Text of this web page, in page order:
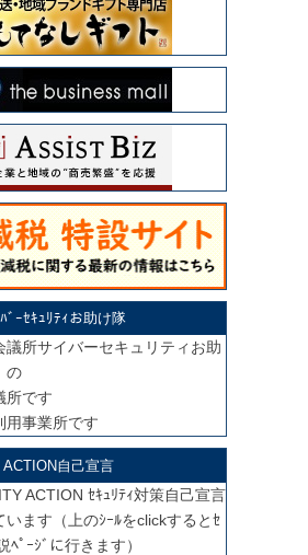
ﾞｰｾｷｭﾘﾃｨお助け隊
議所サイバーセキュリティお助
の
所です
用事業所です
自己宣言
ACTION ｾｷｭﾘﾃｨ対策自己宣言
ます（上のｼｰﾙをclickするとｾ
ﾍﾟｰｼﾞに行きます）